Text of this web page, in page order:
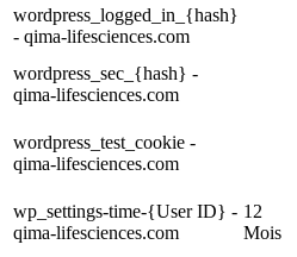
wordpress_logged_in_{hash}
- qima-lifesciences.com
wordpress_sec_{hash} -
qima-lifesciences.com
wordpress_test_cookie -
qima-lifesciences.com
wp_settings-time-{User ID} -
qima-lifesciences.com
12
Mois